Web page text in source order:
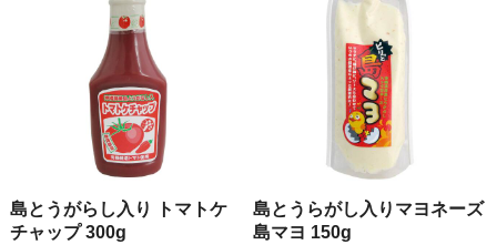
島とうがらし入り トマトケ
チャップ 300g
島とうらがし入りマヨネーズ
島マヨ 150g